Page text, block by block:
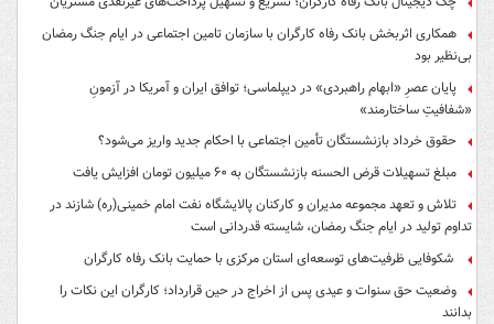
همکاری اثربخش بانک رفاه کارگران با سازمان تامین اجتماعی در ایام جنگ رمضان
بی‌نظیر بود
پایان عصرِ «ابهام راهبردی» در دیپلماسی؛ توافق ایران و آمریکا در آزمونِ
«شفافیتِ ساختارمند»
حقوق خرداد بازنشستگان تأمین اجتماعی با احکام جدید واریز می‌شود؟
مبلغ تسهیلات قرض الحسنه بازنشستگان به ۶۰ میلیون تومان افزایش یافت
تلاش و تعهد مجموعه مدیران و کارکنان پالایشگاه نفت امام خمینی(ره) شازند در
تداوم تولید در ایام جنگ رمضان، شایسته قدردانی است
شکوفایی ظرفیت‌های توسعه‌ای استان مرکزی با حمایت بانک رفاه کارگران
وضعیت حق سنوات و عیدی پس از اخراج در حین قرارداد؛ کارگران این نکات را
بدانند